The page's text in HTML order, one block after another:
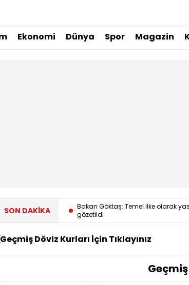
Ekonomi Dünya Spor Magazin
SON DAKİKA
CHP’den istifa
Bakan Göktaş: Temel ilke olarak
gözetildi
Geçmiş Döviz Kurları İçin Tıklayınız